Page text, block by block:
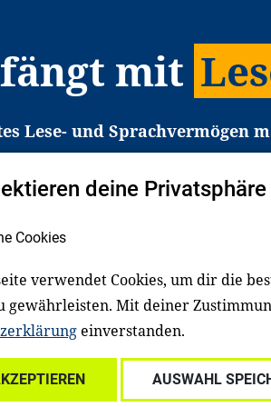
mit
Lese- und Sprachvermögen
den Zugang zu Bildung
in Deutschland haben aber
gezielt an Familien sowie an
Dafür arbeiten wir
Unternehmen und anderen
Über uns Spenden
deine Privatsphäre
Cookies
verwendet Cookies, um dir die
gewährleisten. Mit deiner
einverstanden.
AUSWAHL